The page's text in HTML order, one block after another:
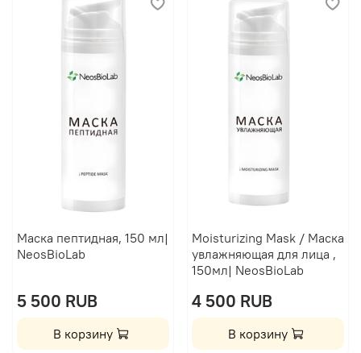
Маска пептидная, 150 мл|
NeosBioLab
5 500 RUB
В корзину
Moisturizing Mask / Маска
увлажняющая для лица ,
150мл| NeosBioLab
4 500 RUB
В корзину